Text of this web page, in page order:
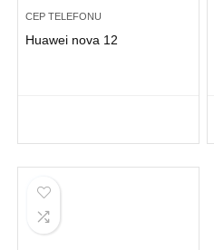
CEP TELEFONU
Huawei nova 12